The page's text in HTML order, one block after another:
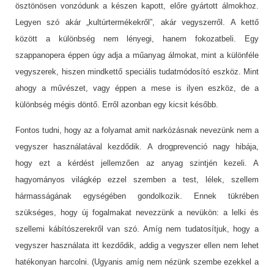
ösztönösen vonzódunk a készen kapott, előre gyártott álmokhoz.
Legyen szó akár „kultúrtermékekről”, akár vegyszerről. A kettő
között a különbség nem lényegi, hanem fokozatbeli. Egy
szappanopera éppen úgy adja a műanyag álmokat, mint a különféle
vegyszerek, hiszen mindkettő speciális tudatmódosító eszköz. Mint
ahogy a művészet, vagy éppen a mese is ilyen eszköz, de a
különbség mégis döntő. Erről azonban egy kicsit később.
Fontos tudni, hogy az a folyamat amit narkózásnak nevezünk nem a
vegyszer használatával kezdődik. A drogprevenció nagy hibája,
hogy ezt a kérdést jellemzően az anyag szintjén kezeli. A
hagyományos világkép ezzel szemben a test, lélek, szellem
hármasságának egységében gondolkozik. Ennek tükrében
szükséges, hogy új fogalmakat nevezzünk a nevükön: a lelki és
szellemi kábítószerekről van szó. Amíg nem tudatosítjuk, hogy a
vegyszer használata itt kezdődik, addig a vegyszer ellen nem lehet
hatékonyan harcolni. (Ugyanis amíg nem nézünk szembe ezekkel a